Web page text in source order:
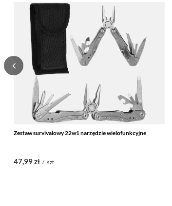
Zestaw survivalowy 22w1 narzędzie wielofunkcyjne
47,99 zł / szt.